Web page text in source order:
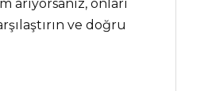
arıyorsanız, onları
ve doğru